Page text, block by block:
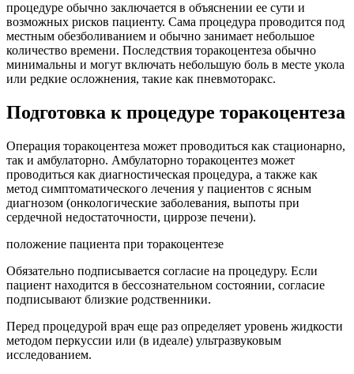
процедуре обычно заключается в объяснении ее сути и
возможных рисков пациенту. Сама процедура проводится под
местным обезболиванием и обычно занимает небольшое
количество времени. Последствия торакоцентеза обычно
минимальны и могут включать небольшую боль в месте укола
или редкие осложнения, такие как пневмоторакс.
Подготовка к процедуре торакоцентеза
Операция торакоцентеза может проводиться как стационарно,
так и амбулаторно. Амбулаторно торакоцентез может
проводиться как диагностическая процедура, а также как
метод симптоматического лечения у пациентов с ясным
диагнозом (онкологические заболевания, выпоты при
сердечной недостаточности, циррозе печени).
положение пациента при торакоцентезе
Обязательно подписывается согласие на процедуру. Если
пациент находится в бессознательном состоянии, согласие
подписывают близкие родственники.
Перед процедурой врач еще раз определяет уровень жидкости
методом перкуссии или (в идеале) ультразвуковым
исследованием.